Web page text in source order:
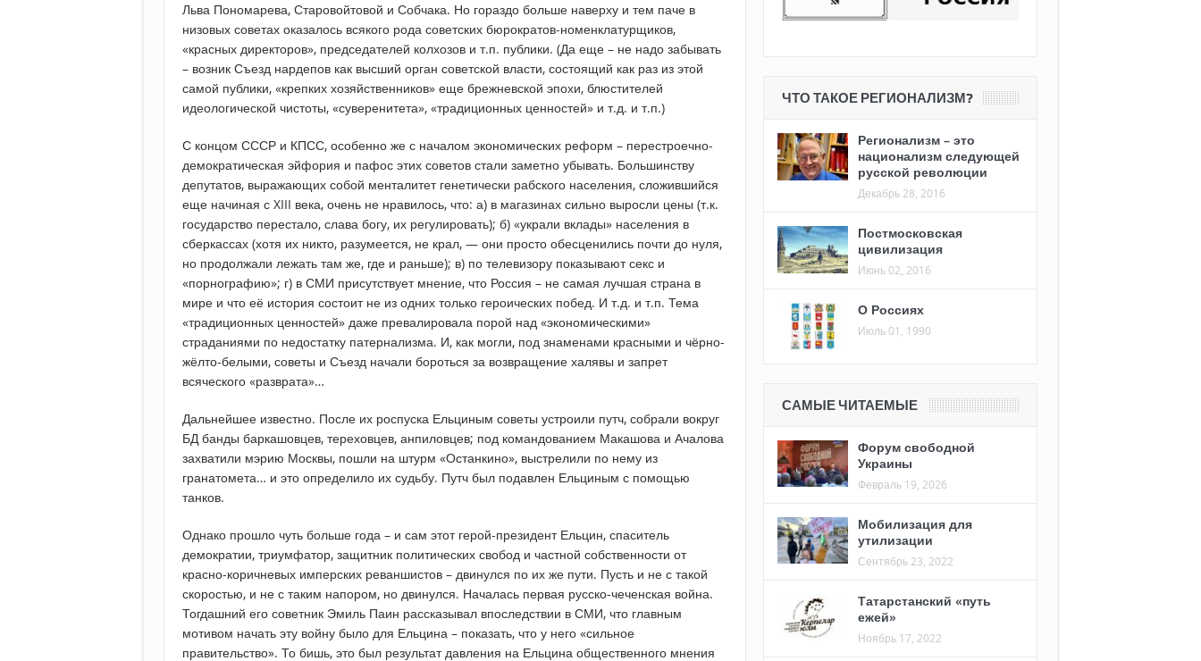
Льва Пономарева, Старовойтовой и Собчака. Но гораздо больше наверху и тем паче в
низовых советах оказалось всякого рода советских бюрократов-номенклатурщиков,
«красных директоров», председателей колхозов и т.п. публики. (Да еще – не надо забывать
– возник Съезд нардепов как высший орган советской власти, состоящий как раз из этой
самой публики, «крепких хозяйственников» еще брежневской эпохи, блюстителей
идеологической чистоты, «суверенитета», «традиционных ценностей» и т.д. и т.п.)
С концом СССР и КПСС, особенно же с началом экономических реформ – перестроечно-
демократическая эйфория и пафос этих советов стали заметно убывать. Большинству
депутатов, выражающих собой менталитет генетически рабского населения, сложившийся
еще начиная с XIII века, очень не нравилось, что: а) в магазинах сильно выросли цены (т.к.
государство перестало, слава богу, их регулировать); б) «украли вклады» населения в
сберкассах (хотя их никто, разумеется, не крал, — они просто обесценились почти до нуля,
но продолжали лежать там же, где и раньше); в) по телевизору показывают секс и
«порнографию»; г) в СМИ присутствует мнение, что Россия – не самая лучшая страна в
мире и что её история состоит не из одних только героических побед. И т.д. и т.п. Тема
«традиционных ценностей» даже превалировала порой над «экономическими»
страданиями по недостатку патернализма. И, как могли, под знаменами красными и чёрно-
жёлто-белыми, советы и Съезд начали бороться за возвращение халявы и запрет
всяческого «разврата»…
Дальнейшее известно. После их роспуска Ельциным советы устроили путч, собрали вокруг
БД банды баркашовцев, тереховцев, анпиловцев; под командованием Макашова и Ачалова
захватили мэрию Москвы, пошли на штурм «Останкино», выстрелили по нему из
гранатомета… и это определило их судьбу. Путч был подавлен Ельциным с помощью
танков.
Однако прошло чуть больше года – и сам этот герой-президент Ельцин, спаситель
демократии, триумфатор, защитник политических свобод и частной собственности от
красно-коричневых имперских реваншистов – двинулся по их же пути. Пусть и не с такой
скоростью, и не с таким напором, но двинулся. Началась первая русско-чеченская война.
Тогдашний его советник Эмиль Паин рассказывал впоследствии в СМИ, что главным
мотивом начать эту войну было для Ельцина – показать, что у него «сильное
правительство». То бишь, это был результат давления на Ельцина общественного мнения
ЧТО ТАКОЕ РЕГИОНАЛИЗМ?
Регионализм – это
национализм следующей
русской революции
Декабрь 28, 2016
Постмосковская
цивилизация
Июнь 02, 2016
О Россиях
Июль 01, 1990
САМЫЕ ЧИТАЕМЫЕ
Форум свободной
Украины
Февраль 19, 2026
Мобилизация для
утилизации
Сентябрь 23, 2022
Татарстанский «путь
ежей»
Ноябрь 17, 2022